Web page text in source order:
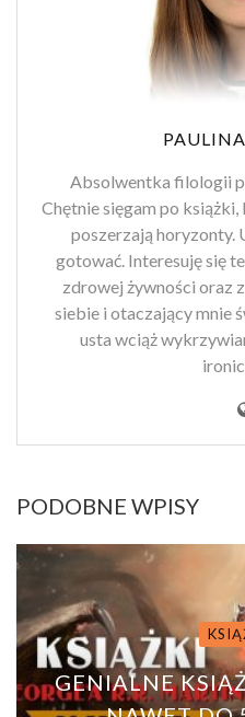
Absolwentka filologii
Chętnie sięgam po
poszerzają horyzonty.
gotować. Interesuję się
zdrowej żywności oraz
siebie i otaczający mnie
usta wciąż
PODOBNE WPISY
GENIALNE